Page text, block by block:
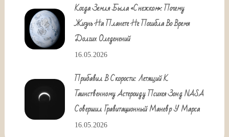
Когда Земля Была «снежком»: Почему
Жизнь На Планете Не Погибла Во Время
Долгих Оледенений
16.05.2026
Прибавил В Скорости: Летящий К
Таинственному Астероиду Психея Зонд NASA
Совершил Гравитационный Маневр У Марса
16.05.2026